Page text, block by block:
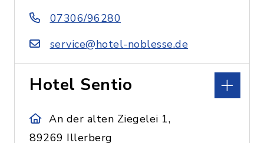
07306/96280
service@hotel-noblesse.de
Hotel Sentio
An der alten Ziegelei 1,
89269 Illerberg